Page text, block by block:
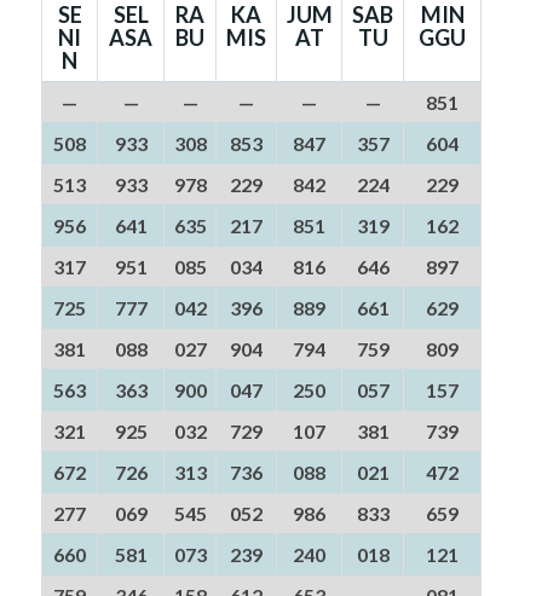
SE
NI
N
SEL
ASA
RA
BU
KA
MIS
JUM
AT
SAB
TU
MIN
GGU
— — — — — —
851
508
933 308 853 847 357
604
513
933 978 229 842 224
229
956
641 635 217 851 319
162
317
951 085 034 816 646
897
725
777 042 396 889 661
629
381
088 027 904 794 759
809
563
363 900 047 250 057
157
321
925 032 729 107 381
739
672
726 313 736 088 021
472
277
069 545 052 986 833
659
660
581 073 239 240 018
121